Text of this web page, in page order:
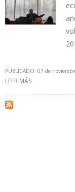
PUBLICADO: 07 de
LEER MÁS